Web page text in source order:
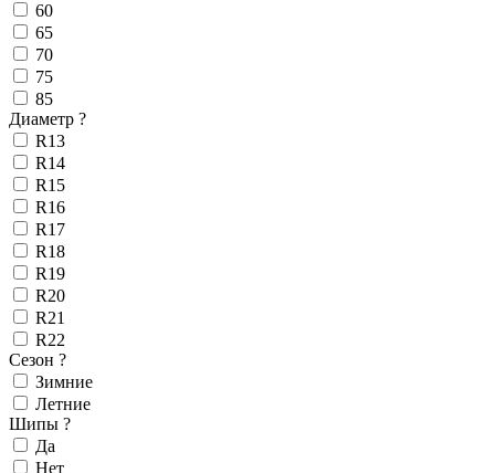
60
65
70
75
85
Диаметр ?
R13
R14
R15
R16
R17
R18
R19
R20
R21
R22
Сезон ?
Зимние
Летние
Шипы ?
Да
Нет